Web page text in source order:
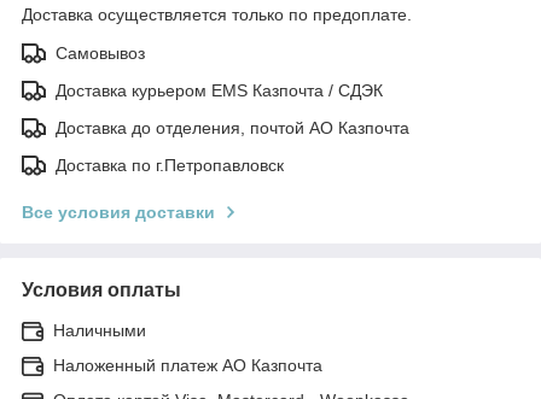
Доставка осуществляется только по предоплате.
Самовывоз
Доставка курьером EMS Казпочта / СДЭК
Доставка до отделения, почтой АО Казпочта
Доставка по г.Петропавловск
Все условия доставки
Условия оплаты
Наличными
Наложенный платеж АО Казпочта